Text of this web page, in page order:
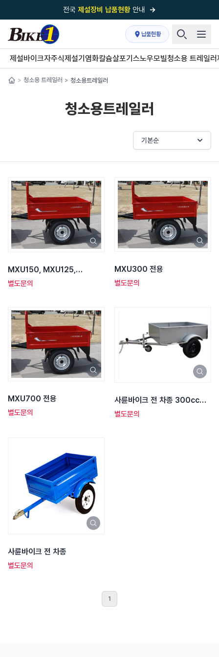
전국 제설장비 납품현황 안내 →
국내 1위 제설장비 제작 전문업체 (주)바이크원
제설 현장의 정답!다목적 차량의 표준!
전국제설장비 납품현황안내→
전국이 선택한제설·다목적 장비 전문기업
납품현황
제설바이크자주식제설기 염화칼슘살포기 스노우모빌청소용 트레일러
> 청소용 트레일러 > 청소용트레일러
청소용트레일러
기본순
MXU150, MXU125,
MXER125 전용
별도문의
MXU300 전용
별도문의
MXU700 전용
별도문의
사륜바이크 전 차종 300cc급
이상
별도문의
사륜바이크 전 차종
별도문의
1